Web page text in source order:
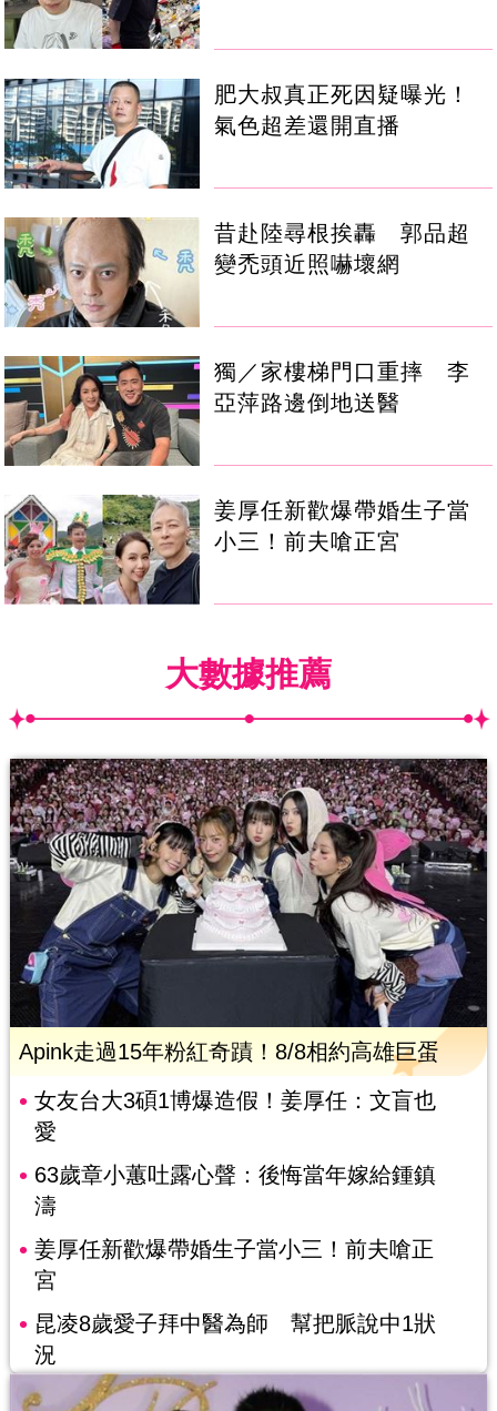
肥大叔真正死因疑曝光！
氣色超差還開直播
昔赴陸尋根挨轟 郭品超
變禿頭近照嚇壞網
獨／家樓梯門口重摔 李
亞萍路邊倒地送醫
姜厚任新歡爆帶婚生子當
小三！前夫嗆正宮
大數據推薦
Apink走過15年粉紅奇蹟！8/8相約高雄巨蛋
女友台大3碩1博爆造假！姜厚任：文盲也
愛
63歲章小蕙吐露心聲：後悔當年嫁給鍾鎮
濤
姜厚任新歡爆帶婚生子當小三！前夫嗆正
宮
昆凌8歲愛子拜中醫為師 幫把脈說中1狀
況